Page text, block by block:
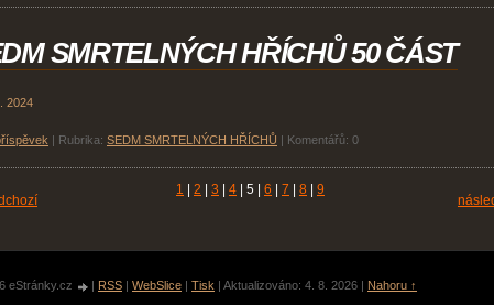
SMRTELNÝCH HŘÍCHŮ 50 ČÁST
2024
| Rubrika: SEDM SMRTELNÝCH HŘÍCHŮ | Komentářů: 0
1 | 2 | 3 | 4 | 5 | 6 | 7 | 8 | 9
eStránky.cz | RSS | WebSlice | Tisk | Aktualizováno: 4. 8. 2026 | Nahoru ↑